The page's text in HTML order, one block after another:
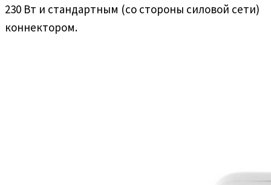
230 Вт и стандартным (со стороны силовой сети)
коннектором.